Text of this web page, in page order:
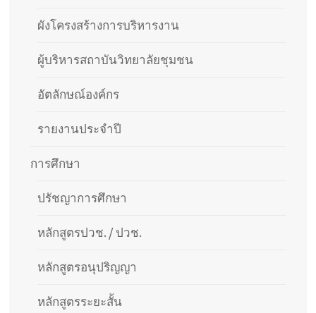
ผังโครงสร้างการบริหารงาน
ผู้บริหารสถาบันวิทยาลัยชุมชน
อัตลักษณ์องค์กร
รายงานประจำปี
การศึกษา
ปรัชญาการศึกษา
หลักสูตรปวช. / ปวช.
หลักสูตรอนุปริญญา
หลักสูตรระยะสั้น